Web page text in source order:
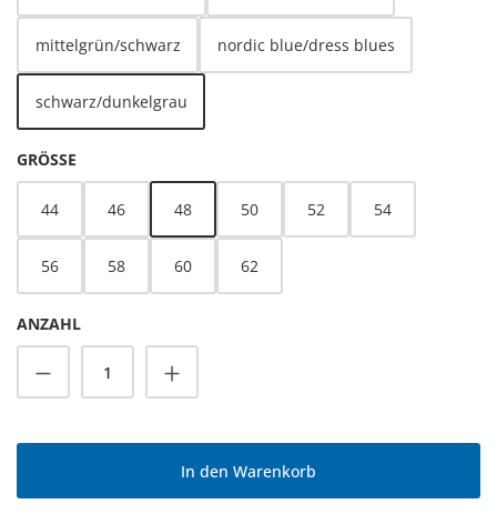
mittelgrün/schwarz nordic blue/dress blues
schwarz/dunkelgrau
GRÖSSE
44 46 48 50 52 54
56 58 60 62
ANZAHL
Produkt Anzahl: Gib den gewünschten
In den Warenkorb